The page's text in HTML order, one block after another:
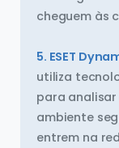
cheguem às
5. ESET
utiliza
para
ambiente
entrem na